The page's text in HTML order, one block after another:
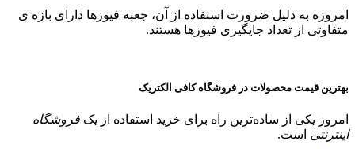
امروزه به دلیل ضرورت استفاده از آن، جعبه فیوزها دارای بازه ی
متفاوتی از تعداد جایگیری فیوزها هستند.
بهترین قیمت محصولات در فروشگاه کافی الکتریک
امروز یکی از ساده‌ترین راه برای خرید استفاده از یک فروشگاه
اینترنتی است.